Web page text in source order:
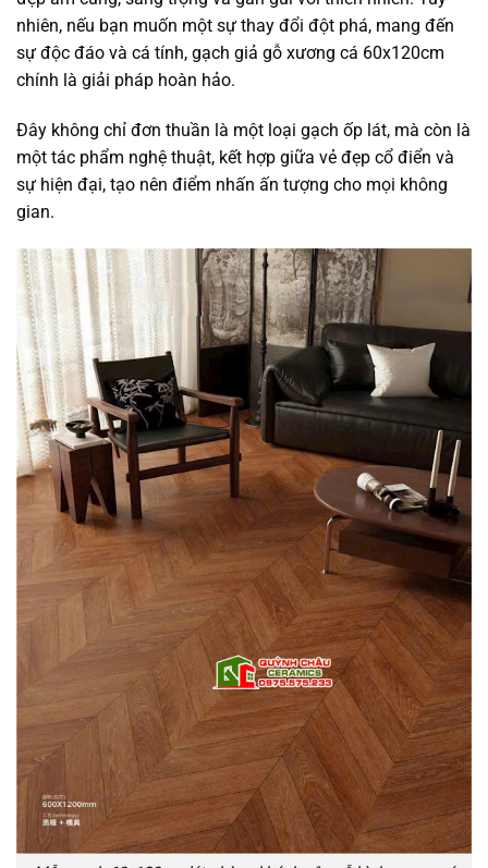
nhiên, nếu bạn muốn một sự thay đổi đột phá, mang đến
sự độc đáo và cá tính, gạch giả gỗ xương cá 60x120cm
chính là giải pháp hoàn hảo.
Đây không chỉ đơn thuần là một loại gạch ốp lát, mà còn là
một tác phẩm nghệ thuật, kết hợp giữa vẻ đẹp cổ điển và
sự hiện đại, tạo nên điểm nhấn ấn tượng cho mọi không
gian.